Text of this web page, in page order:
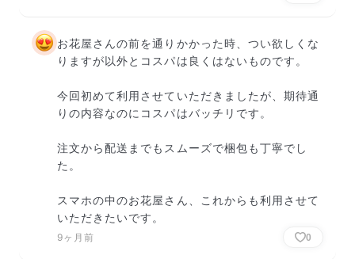
お花屋さんの前を通りかかった時、つい欲しくな
りますが以外とコスパは良くはないものです。
今回初めて利用させていただきましたが、期待通
りの内容なのにコスパはバッチリです。
注文から配送までもスムーズで梱包も丁寧でし
た。
スマホの中のお花屋さん、これからも利用させて
いただきたいです。
9ヶ月前 0